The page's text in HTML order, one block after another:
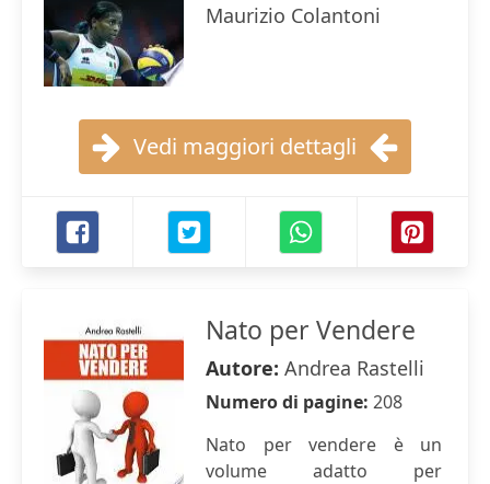
Maurizio Colantoni
Vedi maggiori dettagli
Nato per Vendere
Autore: Andrea Rastelli
Numero di pagine: 208
Nato per vendere è un
volume adatto per